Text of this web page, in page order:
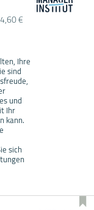
€
Ihre
sind
und
Ihr
kann.
sich